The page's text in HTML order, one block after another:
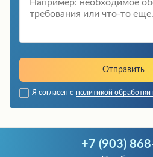
Я согласен с политикой
+7 (903)